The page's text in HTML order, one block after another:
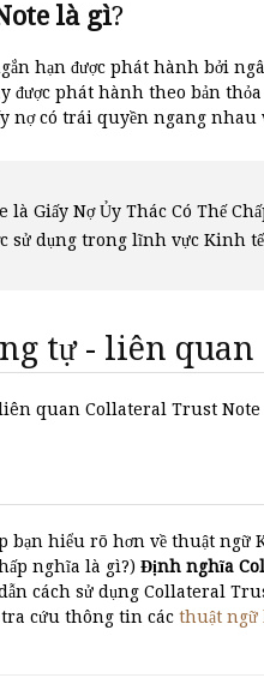
là gì?
hạn được phát hành bởi
được phát hành theo bản
nợ có trái quyền ngang
Giấy Nợ Ủy Thác Có Thế
sử dụng trong lĩnh vực Kinh
tự - liên quan
quan Collateral Trust Note
bạn hiểu rõ hơn về thuật ngữ
nghĩa là gì?) Định nghĩa
cách sử dụng Collateral
tra cứu thông tin các thuật ngữ